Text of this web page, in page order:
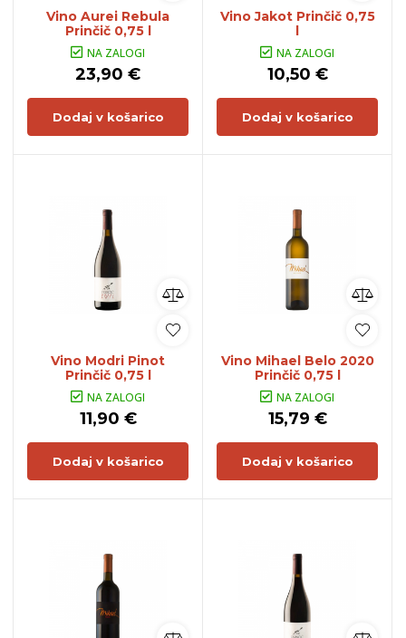
Vino Aurei Rebula
Prinčič 0,75 l
NA ZALOGI
23,90 €
Dodaj v košarico
Vino Jakot Prinčič 0,75
l
NA ZALOGI
10,50 €
Dodaj v košarico
Vino Modri Pinot
Prinčič 0,75 l
NA ZALOGI
11,90 €
Dodaj v košarico
Vino Mihael Belo 2020
Prinčič 0,75 l
NA ZALOGI
15,79 €
Dodaj v košarico